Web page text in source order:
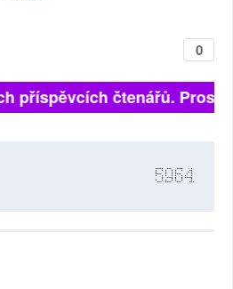
0
čtenářů.
5964